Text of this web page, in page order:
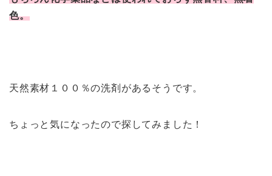
色。
天然素材１００％の洗剤があるそうです。
ちょっと気になったので探してみました！